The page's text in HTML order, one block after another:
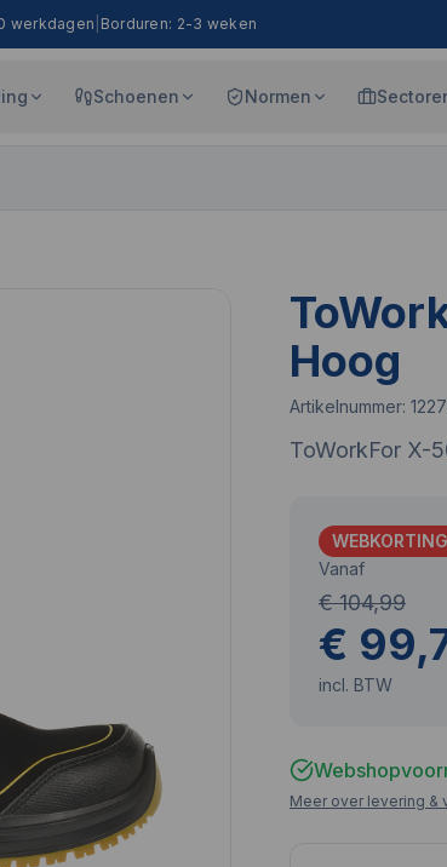
werkdagen Borduren: 2-3 weken
Schoenen Normen
Hoog
Artikelnummer:
ToWorkFor X-
Vanaf
€ 104,99
€
incl. BTW
Meer over levering &